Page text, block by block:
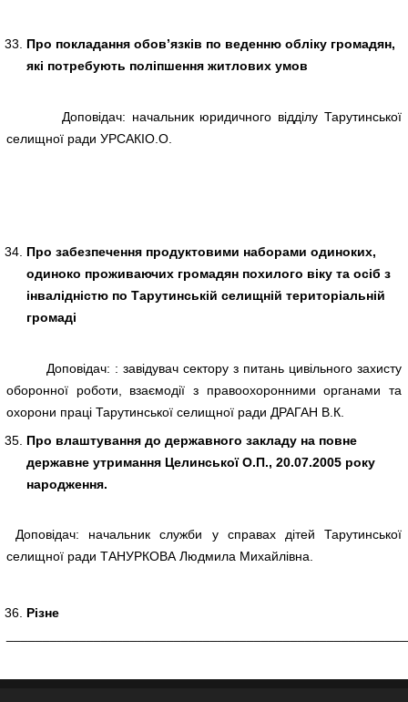
Про покладання обов’язків по веденню обліку громадян,
які потребують поліпшення житлових умов
Доповідач: начальник юридичного відділу Тарутинської
селищної ради УРСАКІО.О.
Про забезпечення продуктовими наборами одиноких,
одиноко проживаючих громадян похилого віку та осіб з
інвалідністю по Тарутинській селищній територіальній
громаді
Доповідач: : завідувач сектору з питань цивільного захисту
оборонної роботи, взаємодії з правоохоронними органами та
охорони праці Тарутинської селищної ради ДРАГАН В.К.
Про влаштування до державного закладу на повне
державне утримання Целинської О.П., 20.07.2005 року
народження.
Доповідач: начальник служби у справах дітей Тарутинської
селищної ради ТАНУРКОВА Людмила Михайлівна.
Різне